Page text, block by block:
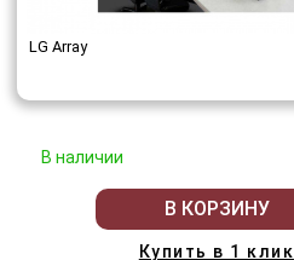
LG Array
В наличии
В КОРЗИНУ
Купить в 1 клик